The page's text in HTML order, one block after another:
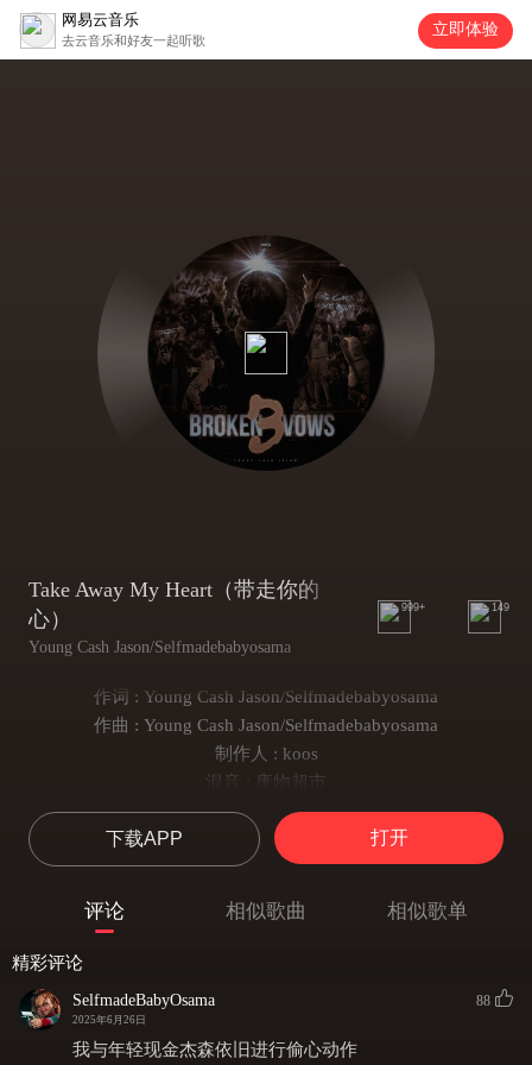
网易云音乐
去云音乐和好友一起听歌
立即体验
Take Away My Heart（带走你的
心）
Young Cash Jason/Selfmadebabyosama
999+ 149
作词 : Young Cash Jason/Selfmadebabyosama
作曲 : Young Cash Jason/Selfmadebabyosama
制作人 : koos
混音 : 废物超市
just take away my heart
ycj：
（带走我的心吧）
（当药物在血液里流淌）
you got one thing to do just take me out of darkness
i just wanna take a chill
（我只想片刻安宁）
下载APP 打开
评论 相似歌曲 相似歌单
精彩评论
SelfmadeBabyOsama
2025年6月26日
88
我与年轻现金杰森依旧进行偷心动作